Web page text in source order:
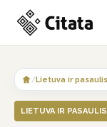
content
/Lietuva ir pasaulis
LIETUVA IR PASAULIS